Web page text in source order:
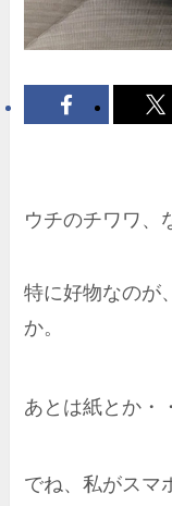
ウチのチワワ、
特に好物なのが
か。
あとは紙とか・
でね、私がスマ